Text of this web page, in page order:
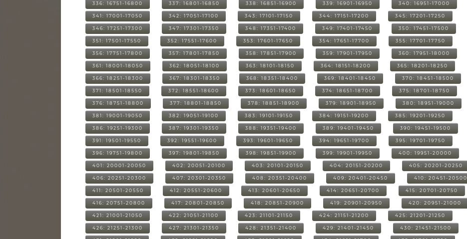
336: 16751-16800 337: 16801-16850 338: 16851-16900 339: 16901-16950 340: 16951-17000
341: 17001-17050 342: 17051-17100 343: 17101-17150 344: 17151-17200 345: 17201-17250
346: 17251-17300 347: 17301-17350 348: 17351-17400 349: 17401-17450 350: 17451-17500
351: 17501-17550 352: 17551-17600 353: 17601-17650 354: 17651-17700 355: 17701-17750
356: 17751-17800 357: 17801-17850 358: 17851-17900 359: 17901-17950 360: 17951-18000
361: 18001-18050 362: 18051-18100 363: 18101-18150 364: 18151-18200 365: 18201-18250
366: 18251-18300 367: 18301-18350 368: 18351-18400 369: 18401-18450 370: 18451-18500
371: 18501-18550 372: 18551-18600 373: 18601-18650 374: 18651-18700 375: 18701-18750
376: 18751-18800 377: 18801-18850 378: 18851-18900 379: 18901-18950 380: 18951-19000
381: 19001-19050 382: 19051-19100 383: 19101-19150 384: 19151-19200 385: 19201-19250
386: 19251-19300 387: 19301-19350 388: 19351-19400 389: 19401-19450 390: 19451-19500
391: 19501-19550 392: 19551-19600 393: 19601-19650 394: 19651-19700 395: 19701-19750
396: 19751-19800 397: 19801-19850 398: 19851-19900 399: 19901-19950 400: 19951-20000
401: 20001-20050 402: 20051-20100 403: 20101-20150 404: 20151-20200 405: 20201-20250
406: 20251-20300 407: 20301-20350 408: 20351-20400 409: 20401-20450 410: 20451-20500
411: 20501-20550 412: 20551-20600 413: 20601-20650 414: 20651-20700 415: 20701-20750
416: 20751-20800 417: 20801-20850 418: 20851-20900 419: 20901-20950 420: 20951-21000
421: 21001-21050 422: 21051-21100 423: 21101-21150 424: 21151-21200 425: 21201-21250
426: 21251-21300 427: 21301-21350 428: 21351-21400 429: 21401-21450 430: 21451-21500